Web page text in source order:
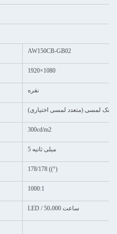
AW150CB-GB02
1920×1080
نقره
تک لمسی (متعدد لمسی اختیاری)
300cd/m2
5 میلی ثانیه
178/178 ((°)
1000:1
LED / 50،000 ساعت